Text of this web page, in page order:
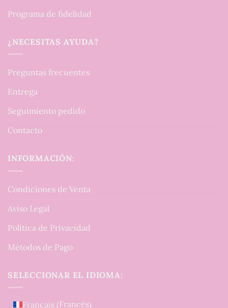
Programa de fidelidad
¿NECESITAS AYUDA?
Preguntas frecuentes
Entrega
Seguimiento pedido
Contacto
INFORMACIÓN:
Condiciones de Venta
Aviso Legal
Política de Privacidad
Métodos de Pago
SELECCIONAR EL IDIOMA:
Français (Francés)